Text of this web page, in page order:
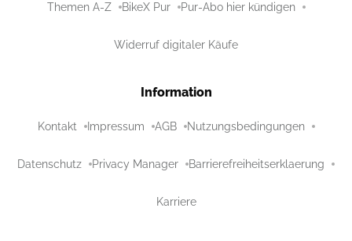
Themen A-Z BikeX Pur Pur-Abo hier kündigen
Widerruf digitaler Käufe
Information
Kontakt Impressum AGB Nutzungsbedingungen
Datenschutz Privacy Manager Barrierefreiheitserklaerung
Karriere